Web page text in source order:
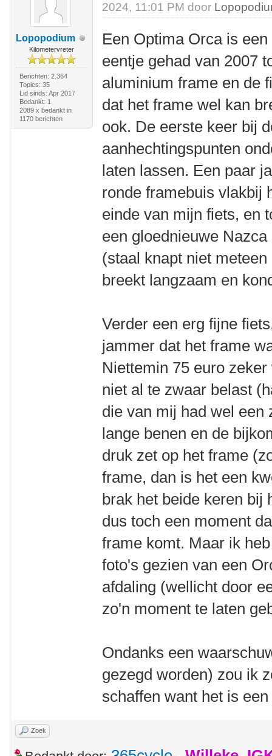
Lopopodium
Kilometervreter
Berichten: 2.364
Topics: 35
Lid sinds: Apr 2017
Bedankt: 1
2089 x bedankt in
1170 berichten
2024, 11:01 PM door
Een Optima Orca is
eentje gehad van 2007
aluminium frame en de
dat het frame wel kan
ook. De eerste keer bij
aanhechtingspunten
laten lassen. Een paar
ronde framebuis vlakbij
einde van mijn fiets, en
een gloednieuwe
(staal knapt niet
breekt langzaam en
Verder een erg fijne
jammer dat het frame
Niettemin 75 euro
niet al te zwaar belast
die van mij had wel
lange benen en de
druk zet op het frame
frame, dan is het een
brak het beide keren bij
dus toch een moment
frame komt. Maar ik
foto's gezien van een
afdaling (wellicht door
zo'n moment te laten
Ondanks een
gezegd worden) zou ik
schaffen want het is
Zoek